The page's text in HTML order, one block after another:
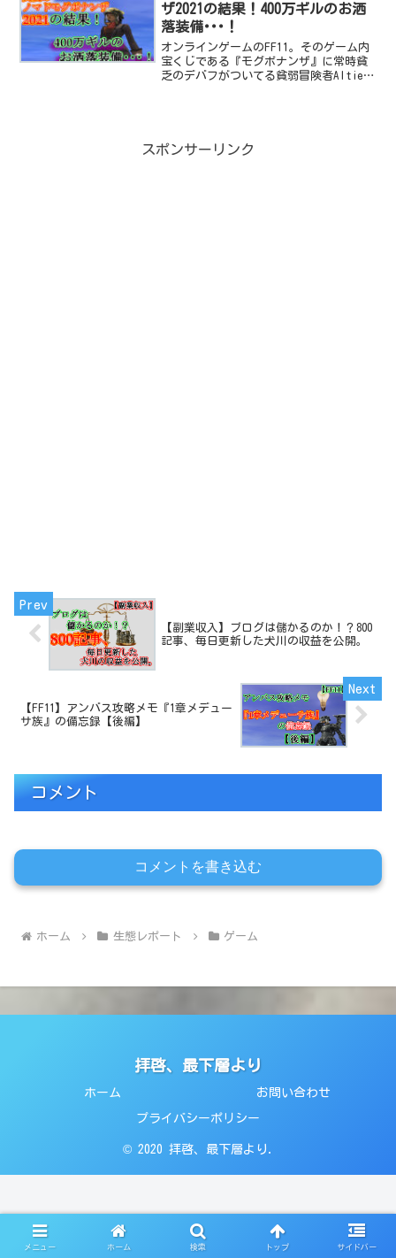
ザ2021の結果！400万ギルのお洒
落装備･･･！
オンラインゲームのFF11。そのゲーム内
宝くじである『モグボナンザ』に常時貧
乏のデバフがついてる貧弱冒険者Altieが
スポンサーリンク
【副業収入】ブログは儲かるのか！？800
記事、毎日更新した犬川の収益を公開。
【FF11】アンバス攻略メモ『1章メデュー
サ族』の備忘録【後編】
コメント
コメントを書き込む
ホーム 生態レポート ゲーム
拝啓、最下層より
ホーム お問い合わせ
プライバシーポリシー
© 2020 拝啓、最下層より.
メニュー ホーム 検索 トップ サイドバー